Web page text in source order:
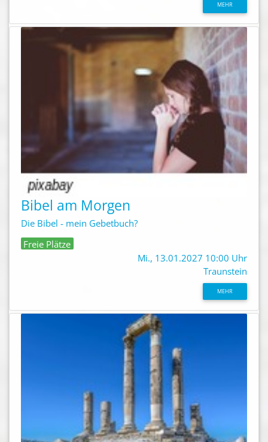
MEHR
Bibel am Morgen
Die Bibel - mein Gebetbuch?
Freie Plätze
Mi., 13.01.2027 10:00 Uhr
Traunstein
MEHR